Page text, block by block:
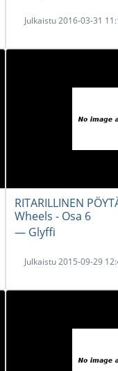
Julkaistu 2016-03-31
RITARILLINEN
Wheels - Osa 6
― Glyffi
Julkaistu 2015-09-29